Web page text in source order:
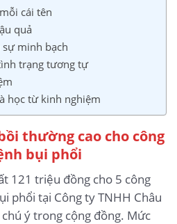
cái tên
quả
sự minh bạch
trạng tương tự
học từ kinh nghiệm
thường cao cho công
bụi phổi
121 triệu đồng cho 5 công
phổi tại Công ty TNHH Châu
ý trong cộng đồng. Mức